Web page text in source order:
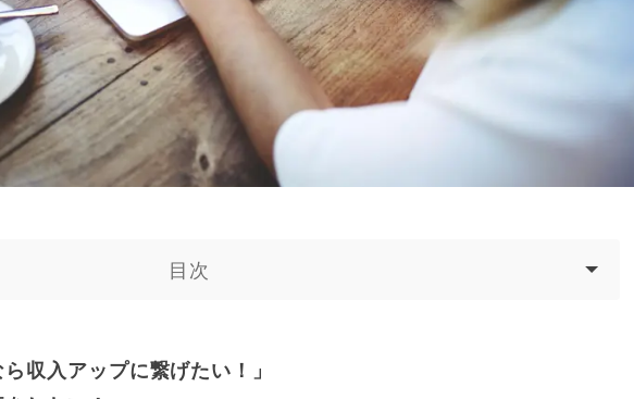
目次
収入アップに繋げたい！」